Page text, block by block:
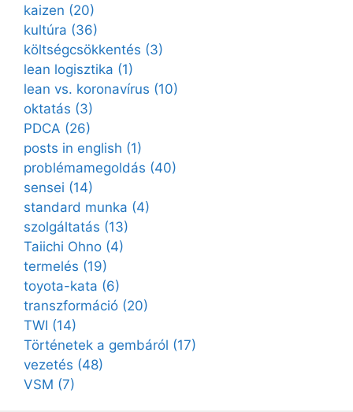
kaizen (20)
kultúra (36)
költségcsökkentés (3)
lean logisztika (1)
lean vs. koronavírus (10)
oktatás (3)
PDCA (26)
posts in english (1)
problémamegoldás (40)
sensei (14)
standard munka (4)
szolgáltatás (13)
Taiichi Ohno (4)
termelés (19)
toyota-kata (6)
transzformáció (20)
TWI (14)
Történetek a gembáról (17)
vezetés (48)
VSM (7)